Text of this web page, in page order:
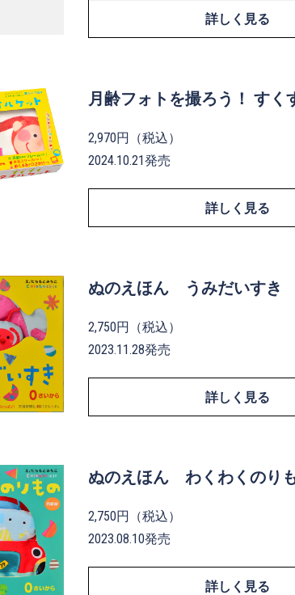
詳しく見る
月齢フォトを撮ろう！ すく
2,970円（税込）
2024.10.21発売
詳しく見る
ぬのえほん うみだいすき
2,750円（税込）
2023.11.28発売
詳しく見る
ぬのえほん わくわくのり
2,750円（税込）
2023.08.10発売
詳しく見る